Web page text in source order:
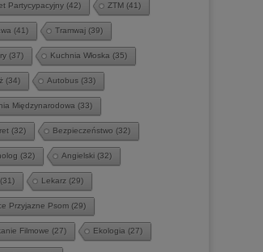
Partycypacyjny (42) ZTM (41)
(41) Tramwaj (39)
(37) Kuchnia Włoska (35)
(34) Autobus (33)
Międzynarodowa (33)
(32) Bezpieczeństwo (32)
(32) Angielski (32)
(31) Lekarz (29)
Przyjazne Psom (29)
Filmowe (27) Ekologia (27)